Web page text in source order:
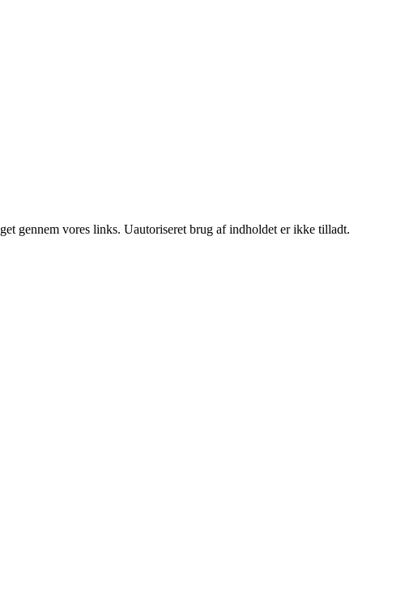
gennem vores links. Uautoriseret brug af indholdet er ikke tilladt.